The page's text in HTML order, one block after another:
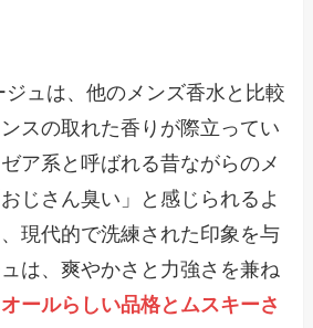
ュは、他のメンズ香水と比較
スの取れた香りが際立ってい
ア系と呼ばれる昔ながらのメ
じさん臭い」と感じられるよ
現代的で洗練された印象を与
は、爽やかさと力強さを兼ね
ールらしい品格とムスキーさ